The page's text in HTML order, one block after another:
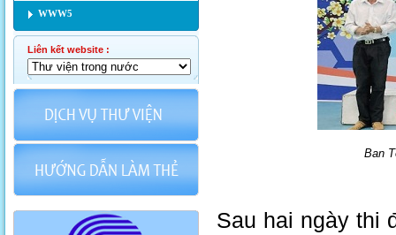
WWW5
Liên kết website :
Ban
Sau hai ngày thi